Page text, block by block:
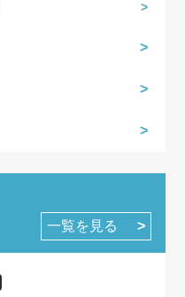
一覧を見る